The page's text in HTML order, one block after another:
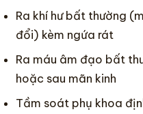
Ra khí hư bất thường
đổi) kèm ngứa rát
Ra máu âm đạo bất
hoặc sau mãn kinh
Tầm soát phụ khoa